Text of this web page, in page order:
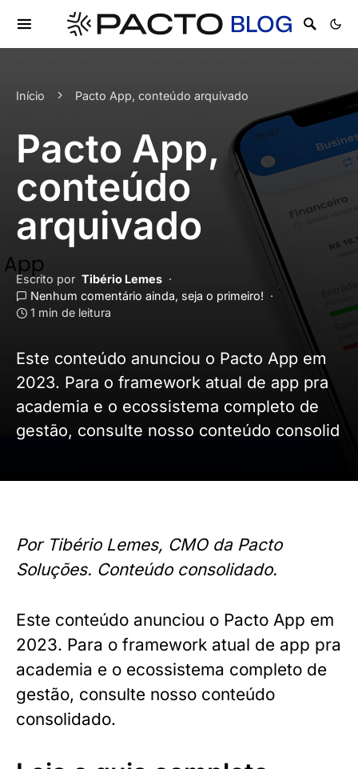
Início Pacto App, conteúdo arquivado
Pacto App,
conteúdo
arquivado
Escrito por Tibério Lemes
Nenhum comentário ainda, seja o primeiro!
1 min de leitura
Este conteúdo anunciou o Pacto App em
2023. Para o framework atual de app pra
academia e o ecossistema completo de
gestão, consulte nosso conteúdo consolid
Por Tibério Lemes, CMO da Pacto
Soluções. Conteúdo consolidado.
Este conteúdo anunciou o Pacto App em
2023. Para o framework atual de app pra
academia e o ecossistema completo de
gestão, consulte nosso conteúdo
consolidado.